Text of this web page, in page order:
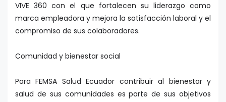
VIVE 360 con el que fortalecen su liderazgo como
marca empleadora y mejora la satisfacción laboral y el
compromiso de sus colaboradores.
Comunidad y bienestar social
Para FEMSA Salud Ecuador contribuir al bienestar y
salud de sus comunidades es parte de sus objetivos